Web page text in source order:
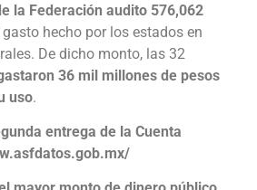
la Federación audito 576,062
hecho por los estados en
De dicho monto, las 32
36 mil millones de pesos
uso.
entrega de la Cuenta